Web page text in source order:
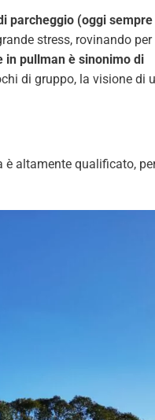
parcheggio (oggi
stress, rovinando per
in pullman è sinonimo di
di gruppo, la visione di
è altamente qualificato,